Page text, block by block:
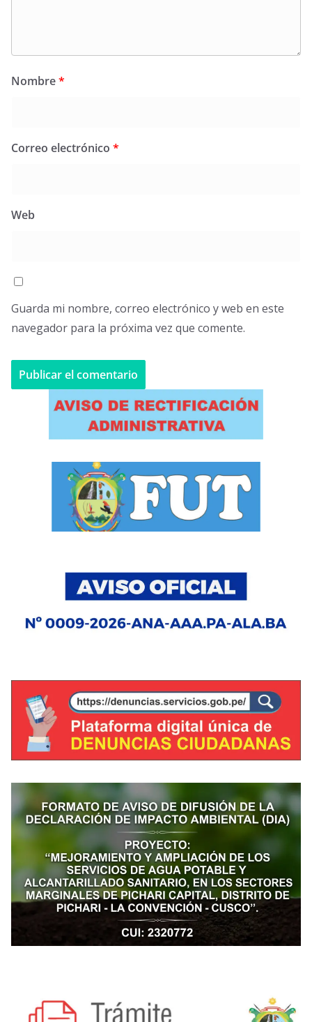
Nombre*
Correo electrónico *
Web
Guarda mi nombre, correo electrónico y web en este
navegador para la próxima vez que comente.